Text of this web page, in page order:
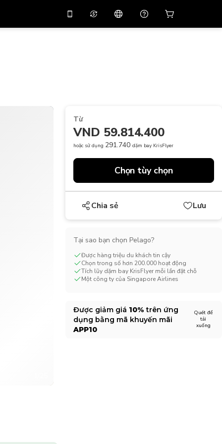
Đô La New Zealand
Đồng Won Hàn Quốc
Từ
VND 59.814.400
hoặc sử dụng 291.740 dặm bay KrisFlyer
Chọn tùy chọn
Chia sẻ Lưu
Tại sao bạn chọn Pelago?
Được hàng triệu du khách tin cậy
Chọn trong số hơn 200.000 hoạt động
Tích lũy dặm bay KrisFlyer mỗi lần đặt chỗ
Một công ty của Singapore Airlines
Được giảm giá 10% trên ứng
dụng bằng mã khuyến mãi
APP10
Quét để
tải
xuống